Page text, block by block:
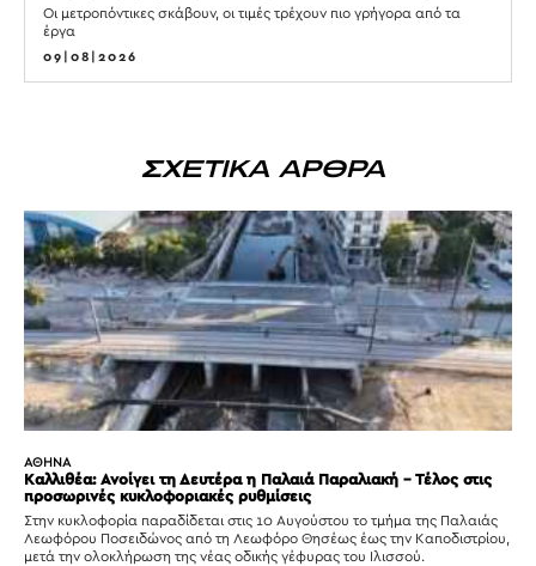
Οι μετροπόντικες σκάβουν, οι τιμές τρέχουν πιο γρήγορα από τα
έργα
09|08|2026
ΣΧΕΤΙΚΑ ΑΡΘΡΑ
ΑΘΗΝΑ
Καλλιθέα: Ανοίγει τη Δευτέρα η Παλαιά Παραλιακή – Τέλος στις
προσωρινές κυκλοφοριακές ρυθμίσεις
Στην κυκλοφορία παραδίδεται στις 10 Αυγούστου το τμήμα της Παλαιάς
Λεωφόρου Ποσειδώνος από τη Λεωφόρο Θησέως έως την Καποδιστρίου,
μετά την ολοκλήρωση της νέας οδικής γέφυρας του Ιλισσού.